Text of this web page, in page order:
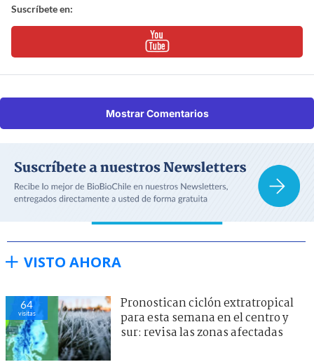
Suscríbete en:
Mostrar Comentarios
VISTO AHORA
64
visitas
Pronostican ciclón extratropical
para esta semana en el centro y
sur: revisa las zonas afectadas